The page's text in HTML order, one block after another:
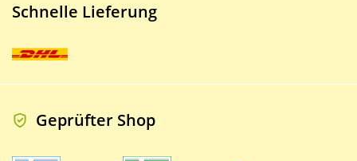
Schnelle Lieferung
Geprüfter Shop